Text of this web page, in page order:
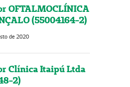
OFTALMOCLÍNICA
(55004164-2)
de 2020
Clínica Itaipú Ltda
2)